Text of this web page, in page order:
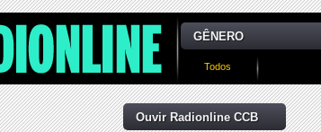
GÊNERO
Todos
Ouvir Radionline CCB